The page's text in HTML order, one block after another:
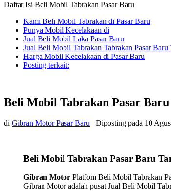
Daftar Isi Beli Mobil Tabrakan Pasar Baru
Kami Beli Mobil Tabrakan di Pasar Baru
Punya Mobil Kecelakaan di
Jual Beli Mobil Laka Pasar Baru
Jual Beli Mobil Tabrakan Tabrakan Pasar Baru
Harga Mobil Kecelakaan di Pasar Baru
Posting terkait:
Beli Mobil Tabrakan Pasar Baru
di Gibran Motor Pasar Baru Diposting pada 10
Beli Mobil Tabrakan Pasar Baru
Gibran Motor Platfom Beli Mobil Tabrakan
Gibran Motor adalah pusat Jual Beli Mobil